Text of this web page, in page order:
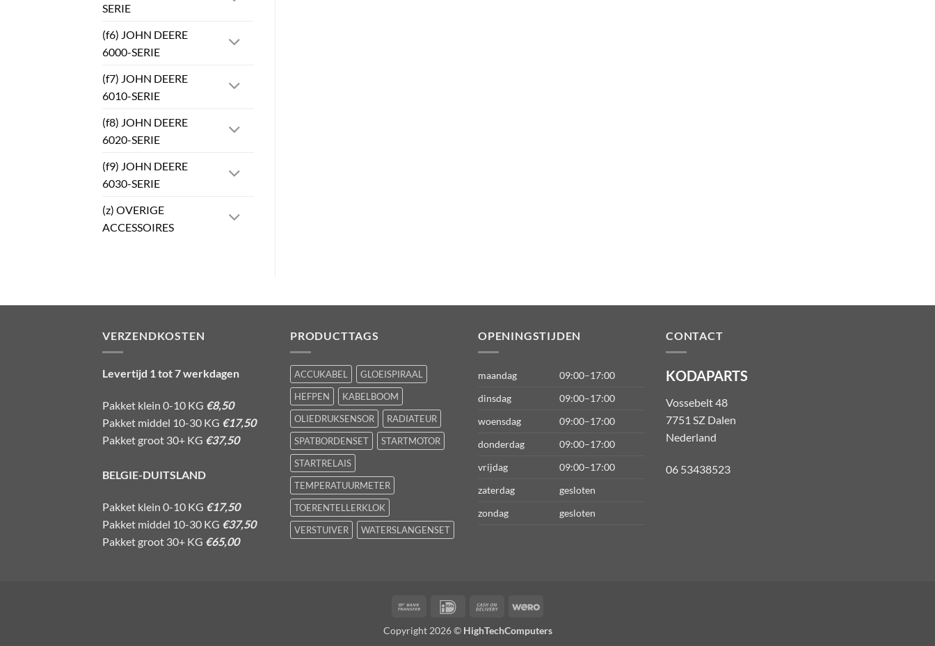
SERIE
(f6) JOHN DEERE
6000-SERIE
(f7) JOHN DEERE
6010-SERIE
(f8) JOHN DEERE
6020-SERIE
(f9) JOHN DEERE
6030-SERIE
(z) OVERIGE
ACCESSOIRES
VERZENDKOSTEN
Levertijd 1 tot 7 werkdagen
Pakket klein 0-10 KG €8,50
Pakket middel 10-30 KG €17,50
Pakket groot 30+ KG €37,50
BELGIE-DUITSLAND
Pakket klein 0-10 KG €17,50
Pakket middel 10-30 KG €37,50
Pakket groot 30+ KG €65,00
PRODUCTTAGS
ACCUKABEL
GLOEISPIRAAL
HEFPEN
KABELBOOM
OLIEDRUKSENSOR
RADIATEUR
SPATBORDENSET
STARTMOTOR
STARTRELAIS
TEMPERATUURMETER
TOERENTELLERKLOK
VERSTUIVER
WATERSLANGENSET
OPENINGSTIJDEN
maandag
09:00–17:00
dinsdag
09:00–17:00
woensdag
09:00–17:00
donderdag
09:00–17:00
vrijdag
09:00–17:00
zaterdag
gesloten
zondag
gesloten
CONTACT
KODAPARTS
Vossebelt 48
7751 SZ Dalen
Nederland
06 53438523
Bank
IDeal
Cash
Delivery
Wero
Copyright 2026 © HighTechComputers